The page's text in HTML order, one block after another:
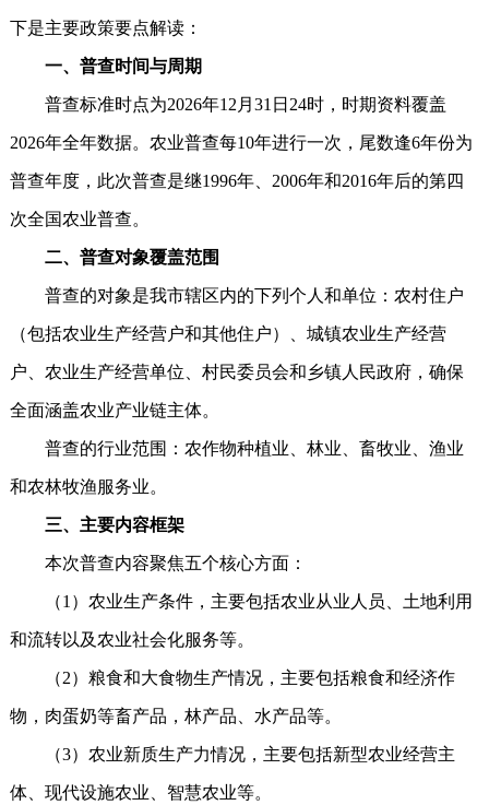
下是主要政策要点解读：
一、‌普查时间与周期
普查标准时点为2026年12月31日24时，时期资料覆盖
2026年全年数据。农业普查每10年进行一次，尾数逢6年份为
普查年度，此次普查是继1996年、2006年和2016年后的第四
次全国农业普查。
二、‌普查对象覆盖范围
普查的对象是我市辖区内的下列个人和单位：农村住户
（包括农业生产经营户和其他住户）、城镇农业生产经营
户、农业生产经营单位、村民委员会和乡镇人民政府，确保
全面涵盖农业产业链主体。
普查的行业范围：农作物种植业、林业、畜牧业、渔业
和农林牧渔服务业。
三、‌主要内容框架
本次普查内容聚焦五个核心方面：
（1）农业生产条件，主要包括农业从业人员、土地利用
和流转以及农业社会化服务等。
（2）粮食和大食物生产情况，主要包括粮食和经济作
物，肉蛋奶等畜产品，林产品、水产品等。
（3）农业新质生产力情况，主要包括新型农业经营主
体、现代设施农业、智慧农业等。